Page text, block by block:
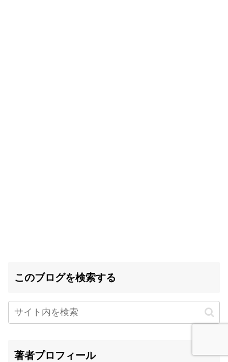
このブログを検索する
著者プロフィール